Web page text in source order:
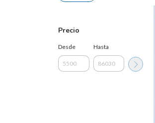
Precio
Desde Hasta